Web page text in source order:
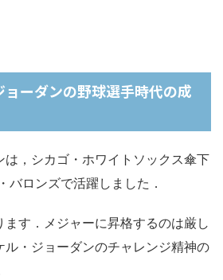
ョーダンの野球選手時代の成
は，シカゴ・ホワイトソックス傘下
バロンズで活躍しました．
す．メジャーに昇格するのは厳し
ル・ジョーダンのチャレンジ精神の